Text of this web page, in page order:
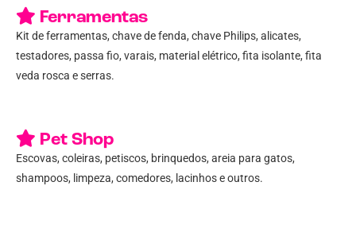
Ferramentas
Kit de ferramentas, chave de fenda, chave Philips, alicates,
testadores, passa fio, varais, material elétrico, fita isolante, fita
veda rosca e serras.
Pet Shop
Escovas, coleiras, petiscos, brinquedos, areia para gatos,
shampoos, limpeza, comedores, lacinhos e outros.